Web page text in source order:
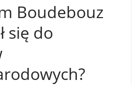
Boudebouz
się do